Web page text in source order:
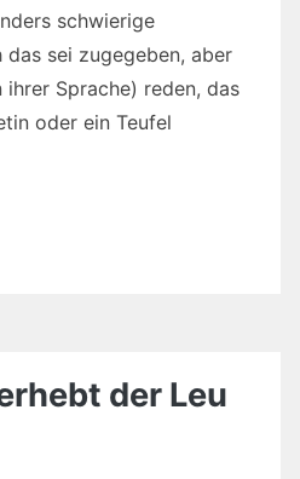
schwierige
das sei zugegeben, aber
Sprache) reden, das
oder ein Teufel
der Leu